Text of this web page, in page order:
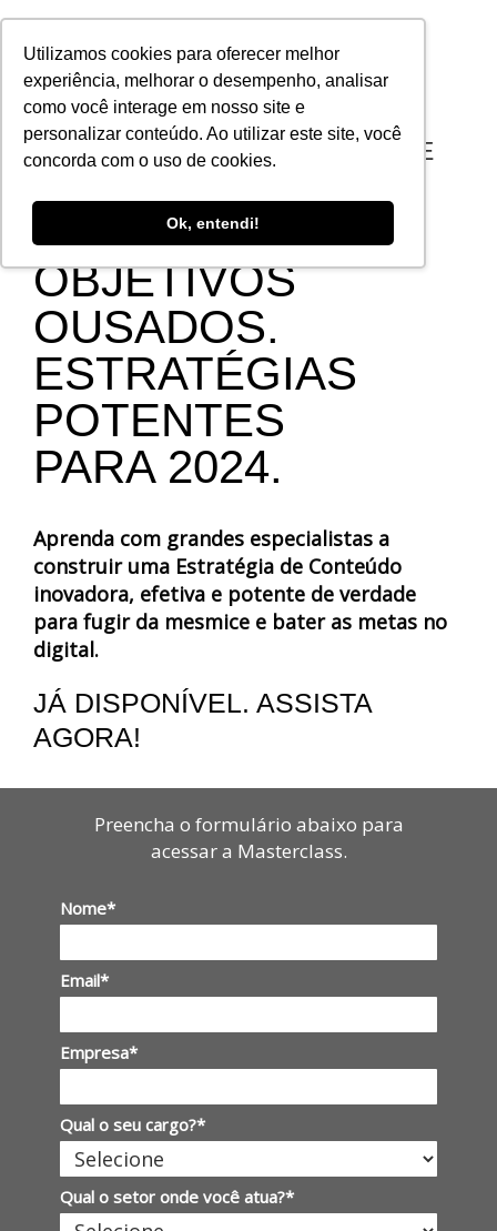
Utilizamos cookies para oferecer melhor
experiência, melhorar o desempenho, analisar
como você interage em nosso site e
personalizar conteúdo. Ao utilizar este site, você
concorda com o uso de cookies.
Ok, entendi!
MASTERCLASS: ESTRATÉGIA DE
CONTEÚDO
OBJETIVOS
OUSADOS.
ESTRATÉGIAS
POTENTES
PARA 2024.
Aprenda com grandes especialistas a
construir uma Estratégia de Conteúdo
inovadora, efetiva e potente de verdade
para fugir da mesmice e bater as metas no
digital.
JÁ DISPONÍVEL. ASSISTA
AGORA!
Preencha o formulário abaixo para
acessar a Masterclass.
Nome*
Email*
Empresa*
Qual o seu cargo?*
Qual o setor onde você atua?*